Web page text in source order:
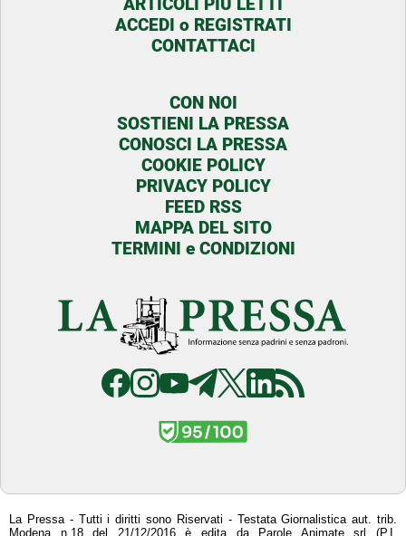
ARTICOLI PIU LETTI
ACCEDI o REGISTRATI
CONTATTACI
CON NOI
SOSTIENI LA PRESSA
CONOSCI LA PRESSA
COOKIE POLICY
PRIVACY POLICY
FEED RSS
MAPPA DEL SITO
TERMINI e CONDIZIONI
La Pressa - Tutti i diritti sono Riservati - Testata Giornalistica aut. trib.
Modena n.18 del 21/12/2016 è edita da Parole Animate srl (P.I.